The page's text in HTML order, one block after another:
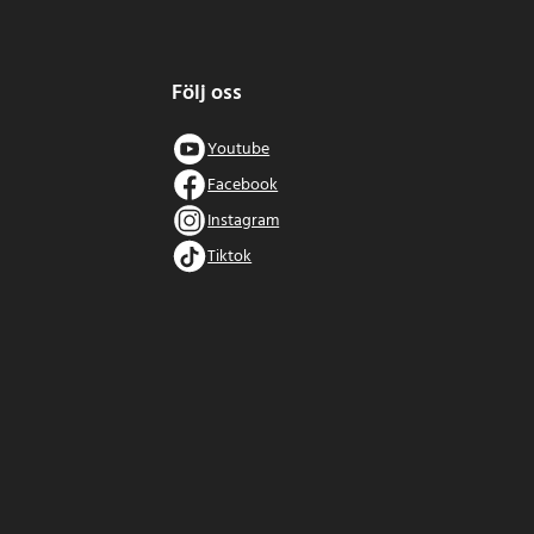
Följ oss
Youtube
Facebook
Instagram
Tiktok